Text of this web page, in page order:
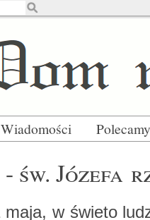
Wiadomości Polecamy
- św. Jó­ze­fa
maja, w świe­to